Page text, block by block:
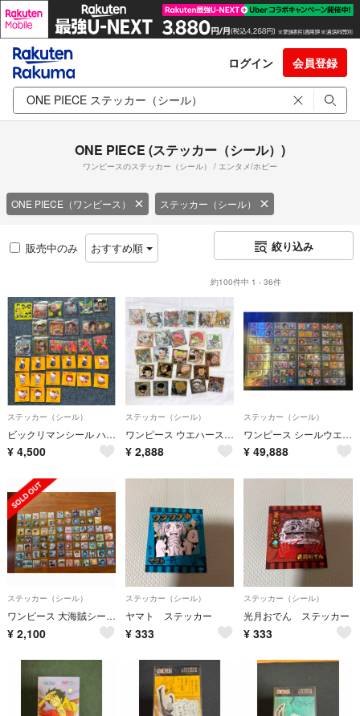
ログイン 会員登録
ONE PIECE (ステッカー（シール）)
ワンピースのステッカー（シール） / エンタメ/ホビー
ONE PIECE（ワンピース） ステッカー（シール）
販売中のみ おすすめ順 絞り込み
約100件中 1 - 36件
ステッカー（シール）
ビックリマンシール ハローキティ うる星やつら ワンピース エヴァンゲリヲン あ
¥ 4,500
ステッカー（シール）
ワンピース ウエハースシール にふぉるめーしょん ワンピース大海賊シールウエハースLOG.6
¥ 2,888
ステッカー（シール）
ワンピース シールウエハース LOG1〜10 +PR フルコンプリート
¥ 49,888
ステッカー（シール）
ワンピース 大海賊シールウエハース まとめ売り 引退品
¥ 2,100
ステッカー（シール）
ヤマト ステッカー
¥ 333
ステッカー（シール）
光月おでん ステッカー
¥ 333